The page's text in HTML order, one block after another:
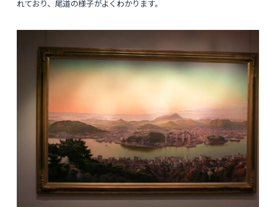
れており、尾道の様子がよくわかります。